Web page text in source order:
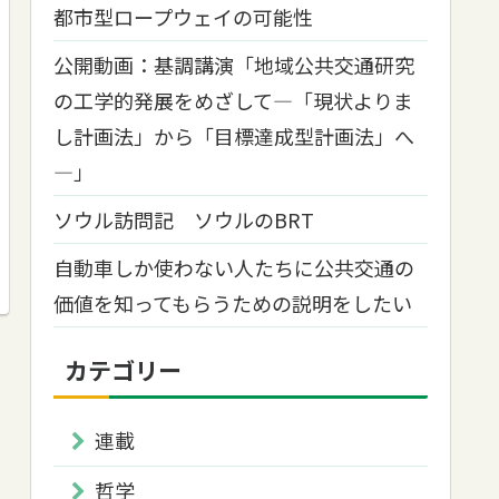
都市型ロープウェイの可能性
公開動画：基調講演「地域公共交通研究
の工学的発展をめざして―「現状よりま
し計画法」から「目標達成型計画法」へ
―」
ソウル訪問記 ソウルのBRT
自動車しか使わない人たちに公共交通の
価値を知ってもらうための説明をしたい
カテゴリー
連載
哲学